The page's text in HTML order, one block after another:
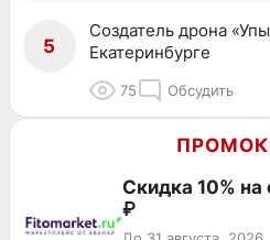
5
Создатель дрона
Екатеринбурге
75 Обсудить
Скидка 10% на
₽